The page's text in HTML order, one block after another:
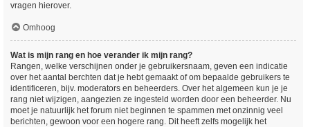
vragen hierover.
Omhoog
Wat is mijn rang en hoe verander ik mijn rang?
Rangen, welke verschijnen onder je gebruikersnaam, geven een indicatie
over het aantal berchten dat je hebt gemaakt of om bepaalde gebruikers te
identificeren, bijv. moderators en beheerders. Over het algemeen kun je je
rang niet wijzigen, aangezien ze ingesteld worden door een beheerder. Nu
moet je natuurlijk het forum niet beginnen te spammen met onzinnig veel
berichten, gewoon voor een hogere rang. Dit heeft zelfs mogelijk het